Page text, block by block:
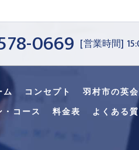
0669 [営業時間]
ム コンセプト 羽村市の英
・コース
料金表 よくある